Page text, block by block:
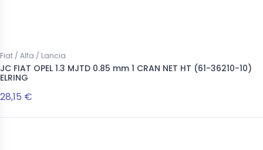
Fiat / Alfa / Lancia
JC FIAT OPEL 1.3 MJTD 0.85 mm 1 CRAN NET HT (61-36210-10)
ELRING
28,15 €